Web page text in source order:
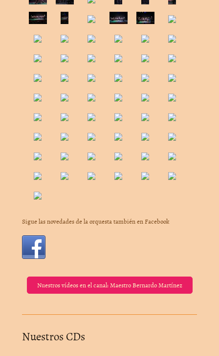
Sigue las novedades de la orquesta también en Facebook
Nuestros vídeos en el canal: Maestro Bernardo Martínez
Nuestros CDs